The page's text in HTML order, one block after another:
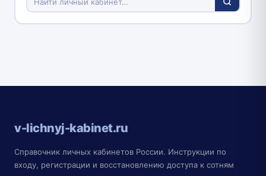
v-lichnyj-kabinet.ru
Справочник личных кабинетов России. Инструкции по
входу, регистрации и восстановлению доступа к сотням